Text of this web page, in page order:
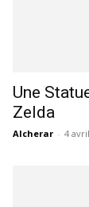
Une
Zelda
Alcherar - 4